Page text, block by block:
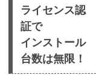
ライセンス認
証で
​インストール
台数は無限！